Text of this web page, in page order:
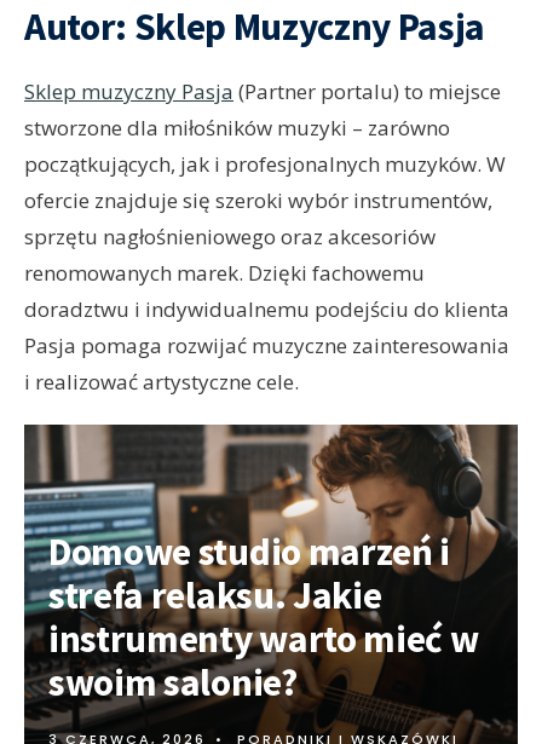
Autor: Sklep Muzyczny Pasja
Sklep muzyczny Pasja (Partner portalu) to miejsce
stworzone dla miłośników muzyki – zarówno
początkujących, jak i profesjonalnych muzyków. W
ofercie znajduje się szeroki wybór instrumentów,
sprzętu nagłośnieniowego oraz akcesoriów
renomowanych marek. Dzięki fachowemu
doradztwu i indywidualnemu podejściu do klienta
Pasja pomaga rozwijać muzyczne zainteresowania
i realizować artystyczne cele.
Domowe studio marzeń i
strefa relaksu. Jakie
instrumenty warto mieć w
swoim salonie?
3 CZERWCA, 2026 • PORADNIKI I WSKAZÓWKI